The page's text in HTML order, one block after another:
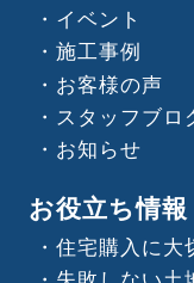
イベント
施工事例
お客様の声
スタッフブロ
お知らせ
お役立ち情報
住宅購入に大